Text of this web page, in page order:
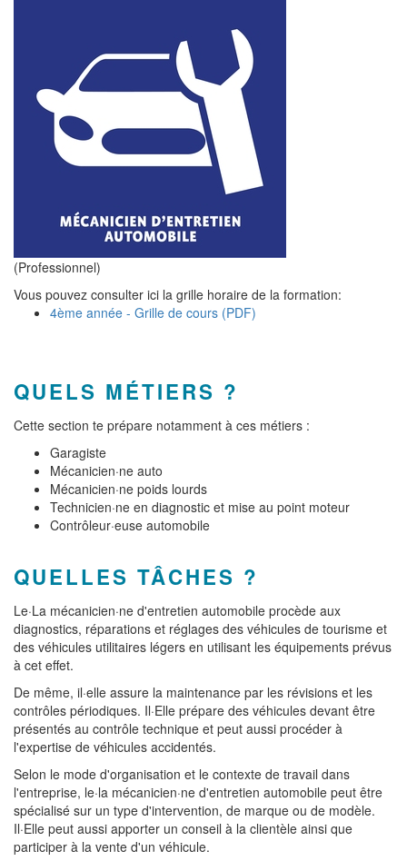
(Professionnel)
Vous pouvez consulter ici la grille horaire de la formation:
4ème année - Grille de cours (PDF)
QUELS MÉTIERS ?
Cette section te prépare notamment à ces métiers :
Garagiste
Mécanicien·ne auto
Mécanicien·ne poids lourds
Technicien·ne en diagnostic et mise au point moteur
Contrôleur·euse automobile
QUELLES TÂCHES ?
Le·La mécanicien·ne d'entretien automobile procède aux
diagnostics, réparations et réglages des véhicules de tourisme et
des véhicules utilitaires légers en utilisant les équipements prévus
à cet effet.
De même, il·elle assure la maintenance par les révisions et les
contrôles périodiques. Il·Elle prépare des véhicules devant être
présentés au contrôle technique et peut aussi procéder à
l'expertise de véhicules accidentés.
Selon le mode d'organisation et le contexte de travail dans
l'entreprise, le·la mécanicien·ne d'entretien automobile peut être
spécialisé sur un type d'intervention, de marque ou de modèle.
Il·Elle peut aussi apporter un conseil à la clientèle ainsi que
participer à la vente d'un véhicule.